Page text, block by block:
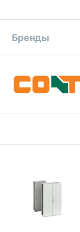
Бренды